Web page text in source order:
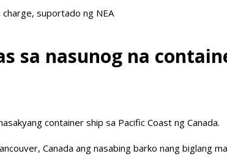
suportado ng NEA
sa nasunog na
container ship sa Pacific Coast ng Canada.
Canada ang nasabing barko nang biglang